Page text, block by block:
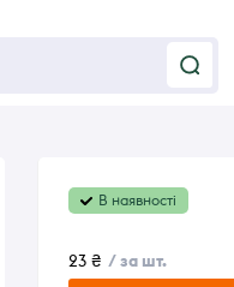
В наявності
23 ₴ / за шт.